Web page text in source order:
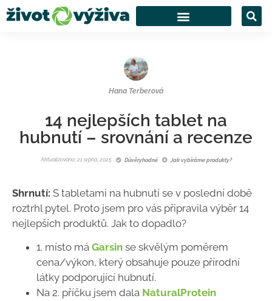
Hana Terberová
14 nejlepších tablet na
hubnutí – srovnání a recenze
Aktualizováno: 21 srpna, 2025 Důvěryhodné Jak vybíráme produkty?
Shrnutí: S tabletami na hubnutí se v poslední době
roztrhl pytel. Proto jsem pro vás připravila výběr 14
nejlepších produktů. Jak to dopadlo?
1. místo má Garsin se skvělým poměrem
cena/výkon, který obsahuje pouze přírodní
látky podporující hubnutí.
Na 2. příčku jsem dala NaturalProtein